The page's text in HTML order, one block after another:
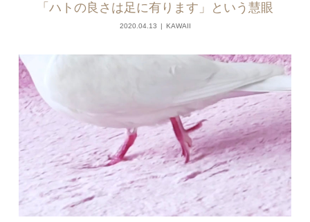
「ハトの良さは足に有ります」という慧眼
2020.04.13 KAWAII